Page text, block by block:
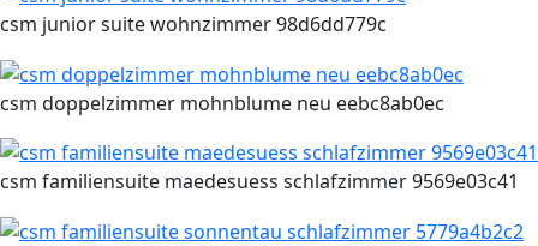
csm junior suite wohnzimmer 98d6dd779c
csm doppelzimmer mohnblume neu eebc8ab0ec
csm familiensuite maedesuess schlafzimmer 9569e03c41